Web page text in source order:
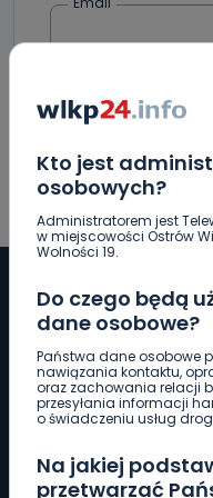
Kto jest
osobowych?
Administratorem jest
w miejscowości Ostrów
Wolności 19.
Do czego będą
dane osobowe?
Państwa dane osobowe
nawiązania kontaktu,
oraz zachowania relacji
przesyłania informacji
o świadczeniu usług
Na jakiej
przetwarzać
Pobierz logotyp
LINIA INTERWENCYJNA